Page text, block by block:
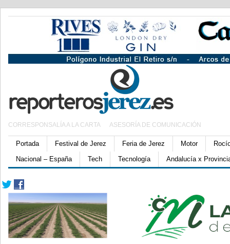
CORRESPONSALÍA A LA CARTA ASESORÍA DE COMUNICACIÓN
Portada Festival de Jerez Feria de Jerez Motor
Nacional – España
Tech Tecnología Andalucía x